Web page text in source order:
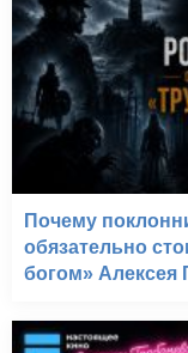
Почему
обязательно
богом» Алексея